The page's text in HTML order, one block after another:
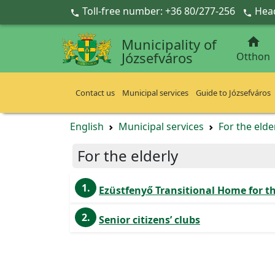
Ugrás a fő tartalomra
 Toll-free number: +36 80/277-256 
Municipality of
Józsefváros

Otthon
Contact us Municipal services Guide to Józsefváros
English Municipal services For the
For the elderly
1.
Ezüstfenyő Transitional Home for
2.
Senior citizens’ clubs